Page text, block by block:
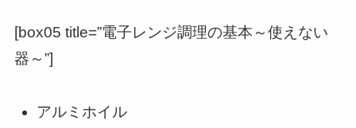
[box05 title=”電子レンジ調理の基本～使えない
器～”]
アルミホイル